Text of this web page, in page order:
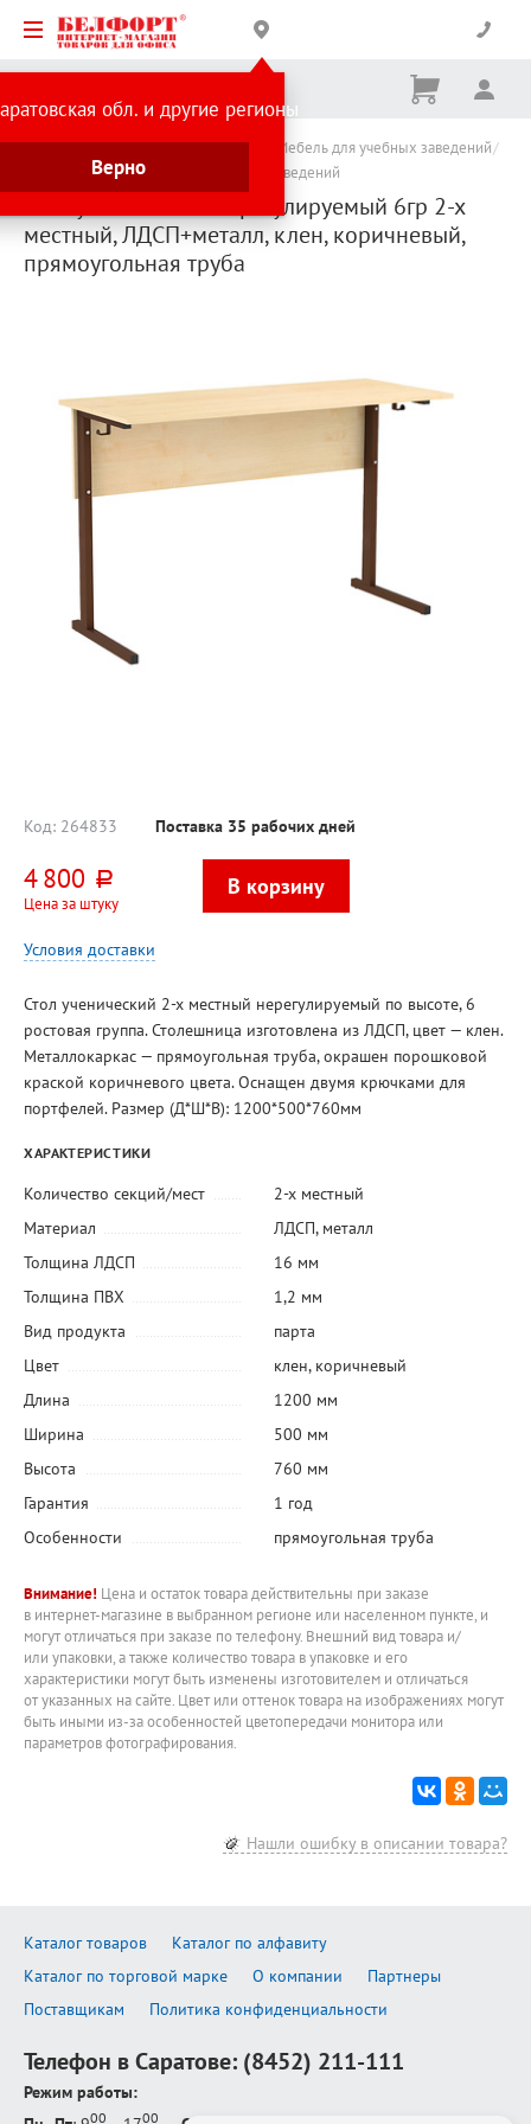
обл. и другие регионы
Верно
Корзина
Ничего
Каталог товаров Товары для школы
Мебель для учебных заведений
Мебель для школ и других учебных заведений
Стол ученический нерегулируемый 6гр 2-х
местный, ЛДСП+металл, клен, коричневый,
прямоугольная труба
Код: 264833 Поставка 35 рабочих дней
4 800 руб.
Цена за штуку
Условия доставки
Стол ученический 2-х местный нерегулируемый по высоте, 6
ростовая группа. Столешница изготовлена из ЛДСП, цвет — клен.
Металлокаркас — прямоугольная труба, окрашен порошковой
краской коричневого цвета. Оснащен двумя крючками для
портфелей. Размер (Д*Ш*В): 1200*500*760мм
ХАРАКТЕРИСТИКИ
Количество секций/мест
2-х местный
Материал
ЛДСП, металл
Толщина ЛДСП
16 мм
Толщина ПВХ
1,2 мм
Вид продукта
парта
Цвет
клен, коричневый
Длина
1200 мм
Ширина
500 мм
Высота
760 мм
Гарантия
1 год
Особенности
прямоугольная труба
Внимание! Цена и остаток товара действительны при заказе
в интернет-магазине в выбранном регионе или населенном пункте, и
могут отличаться при заказе по телефону. Внешний вид товара и/
или упаковки, а также количество товара в упаковке и его
характеристики могут быть изменены изготовителем и отличаться
от указанных на сайте. Цвет или оттенок товара на изображениях могут
быть иными из-за особенностей цветопередачи монитора или
параметров фотографирования.
Нашли ошибку в описании товара?
Каталог товаров
Каталог по алфавиту
Каталог по торговой марке
О компании
Партнеры
Поставщикам
Политика конфиденциальности
Телефон в Саратове: (8452) 211-111
Режим работы:
00 00